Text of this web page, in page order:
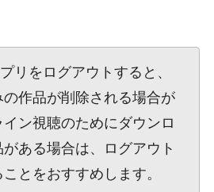
リをログアウトすると、
作品が削除される場合が
ン視聴のためにダウンロ
ある場合は、ログアウト
とをおすすめします。